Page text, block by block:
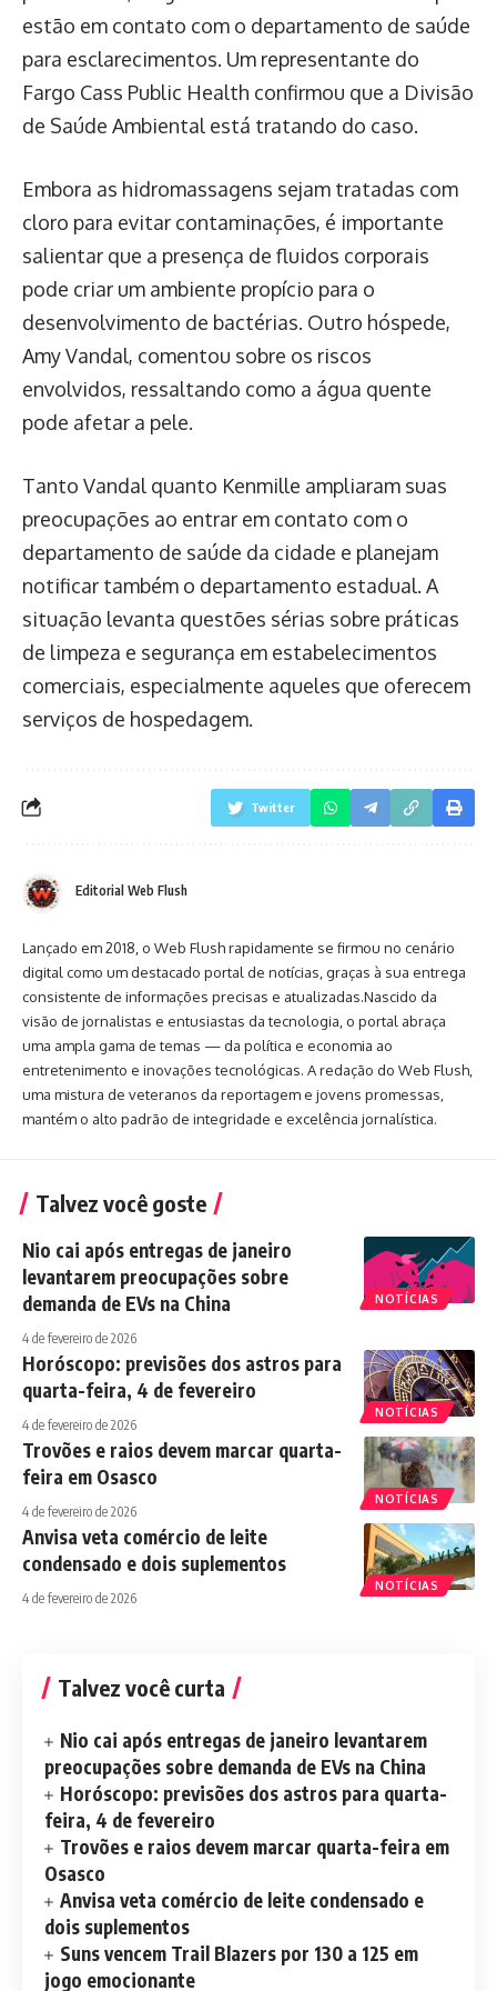
estão em contato com o departamento de saúde
para esclarecimentos. Um representante do
Fargo Cass Public Health confirmou que a Divisão
de Saúde Ambiental está tratando do caso.
Embora as hidromassagens sejam tratadas com
cloro para evitar contaminações, é importante
salientar que a presença de fluidos corporais
pode criar um ambiente propício para o
desenvolvimento de bactérias. Outro hóspede,
Amy Vandal, comentou sobre os riscos
envolvidos, ressaltando como a água quente
pode afetar a pele.
Tanto Vandal quanto Kenmille ampliaram suas
preocupações ao entrar em contato com o
departamento de saúde da cidade e planejam
notificar também o departamento estadual. A
situação levanta questões sérias sobre práticas
de limpeza e segurança em estabelecimentos
comerciais, especialmente aqueles que oferecem
serviços de hospedagem.
Twitter
Editorial Web Flush
Lançado em 2018, o Web Flush rapidamente se firmou no cenário
digital como um destacado portal de notícias, graças à sua entrega
consistente de informações precisas e atualizadas.Nascido da
visão de jornalistas e entusiastas da tecnologia, o portal abraça
uma ampla gama de temas — da política e economia ao
entretenimento e inovações tecnológicas. A redação do Web Flush,
uma mistura de veteranos da reportagem e jovens promessas,
mantém o alto padrão de integridade e excelência jornalística.
Talvez você goste
NOTÍCIAS
Nio cai após entregas de janeiro
levantarem preocupações sobre
demanda de EVs na China
4 de fevereiro de 2026
NOTÍCIAS
Horóscopo: previsões dos astros para
quarta-feira, 4 de fevereiro
4 de fevereiro de 2026
NOTÍCIAS
Trovões e raios devem marcar quarta-
feira em Osasco
4 de fevereiro de 2026
NOTÍCIAS
Anvisa veta comércio de leite
condensado e dois suplementos
4 de fevereiro de 2026
Talvez você curta
Nio cai após entregas de janeiro levantarem
preocupações sobre demanda de EVs na China
Horóscopo: previsões dos astros para quarta-
feira, 4 de fevereiro
Trovões e raios devem marcar quarta-feira em
Osasco
Anvisa veta comércio de leite condensado e
dois suplementos
Suns vencem Trail Blazers por 130 a 125 em
jogo emocionante